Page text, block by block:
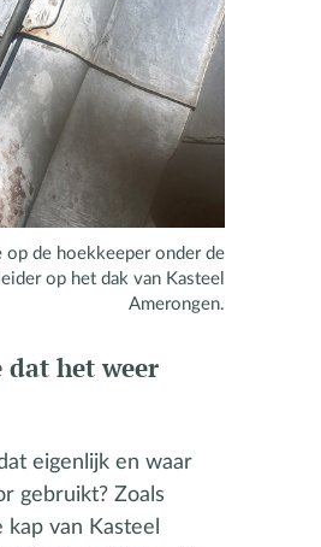
op de hoekkeeper onder de
op het dak van Kasteel
Amerongen.
dat het weer
eigenlijk en waar
gebruikt? Zoals
kap van Kasteel